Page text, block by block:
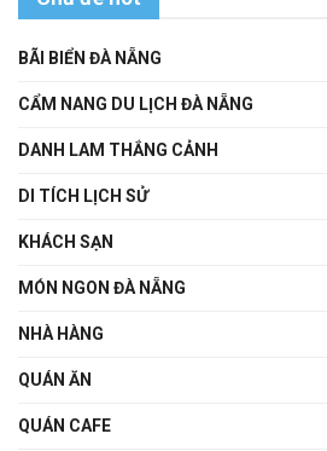
BÃI BIỂN ĐÀ NẴNG
CẨM NANG DU LỊCH ĐÀ NẴNG
DANH LAM THẮNG CẢNH
DI TÍCH LỊCH SỬ
KHÁCH SẠN
MÓN NGON ĐÀ NẴNG
NHÀ HÀNG
QUÁN ĂN
QUÁN CAFE